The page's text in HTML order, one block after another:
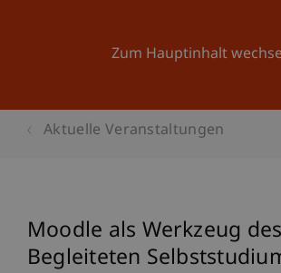
Zum Hauptinhalt
Aktuelle Veranstaltungen
Moodle als Werkzeug des
Begleiteten